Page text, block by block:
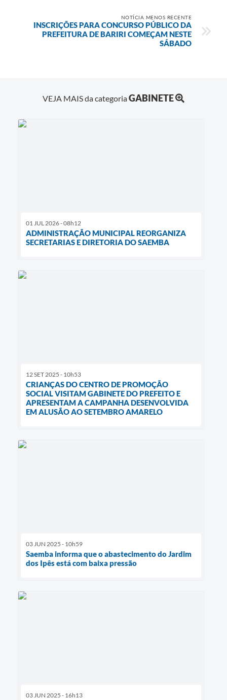
NOTÍCIA MENOS RECENTE
INSCRIÇÕES PARA CONCURSO PÚBLICO DA
PREFEITURA DE BARIRI COMEÇAM NESTE
SÁBADO
VEJA MAIS da categoriaGABINETE
01 JUL 2026 - 08h12
ADMINISTRAÇÃO MUNICIPAL REORGANIZA
SECRETARIAS E DIRETORIA DO SAEMBA
12 SET 2025 - 10h53
CRIANÇAS DO CENTRO DE PROMOÇÃO
SOCIAL VISITAM GABINETE DO PREFEITO E
APRESENTAM A CAMPANHA DESENVOLVIDA
EM ALUSÃO AO SETEMBRO AMARELO
03 JUN 2025 - 10h59
Saemba informa que o abastecimento do Jardim
dos Ipês está com baixa pressão
03 JUN 2025 - 16h13